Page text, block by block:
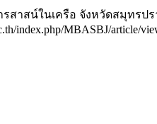
าสน์ในเครือ จังหวัดสมุทรปร
index.php/MBASBJ/article/